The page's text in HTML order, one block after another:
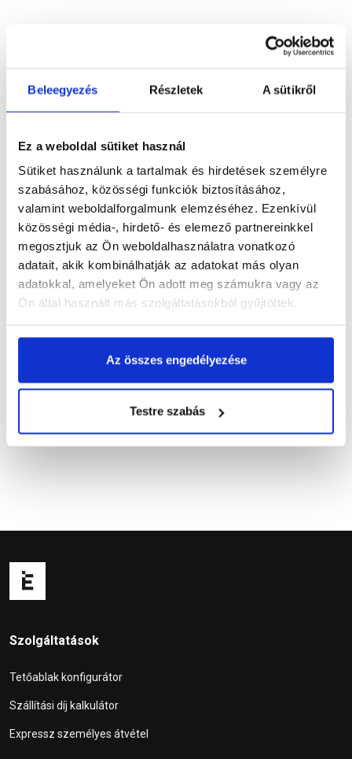
Beleegyezés Részletek A sütikről
Ez a weboldal sütiket használ
Sütiket használunk a tartalmak és hirdetések személyre
szabásához, közösségi funkciók biztosításához,
valamint weboldalforgalmunk elemzéséhez. Ezenkívül
közösségi média-, hirdető- és elemező partnereinkkel
megosztjuk az Ön weboldalhasználatra vonatkozó
adatait, akik kombinálhatják az adatokat más olyan
adatokkal, amelyeket Ön adott meg számukra vagy az
Ön által használt más szolgáltatásokból gyűjtöttek.
Az összes engedélyezése
Testre szabás
Részletes leírás
Termékinformáció
Kérdések és válaszok
Szolgáltatások
Tetőablak konfigurátor
Szállítási díj kalkulátor
Expressz személyes átvétel